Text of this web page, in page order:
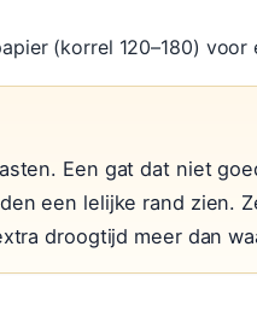
(korrel 120–180)
Een gat dat niet
een lelijke rand zien.
droogtijd meer dan